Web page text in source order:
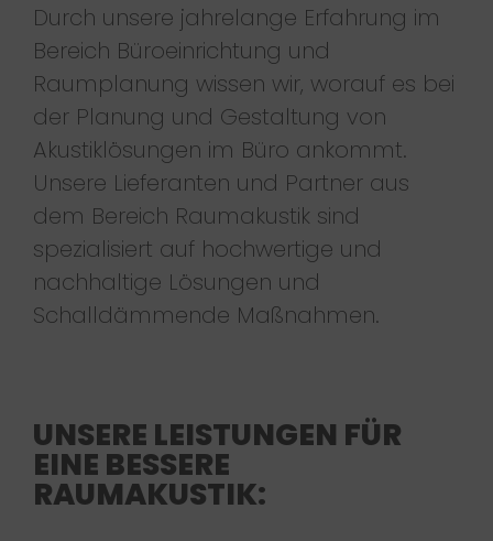
Durch unsere jahrelange Erfahrung im
Bereich Büroeinrichtung und
Raumplanung wissen wir, worauf es bei
der Planung und Gestaltung von
Akustiklösungen im Büro ankommt.
Unsere Lieferanten und Partner aus
dem Bereich Raumakustik sind
spezialisiert auf hochwertige und
nachhaltige Lösungen und
Schalldämmende Maßnahmen.
UNSERE LEISTUNGEN FÜR
EINE BESSERE
RAUMAKUSTIK: